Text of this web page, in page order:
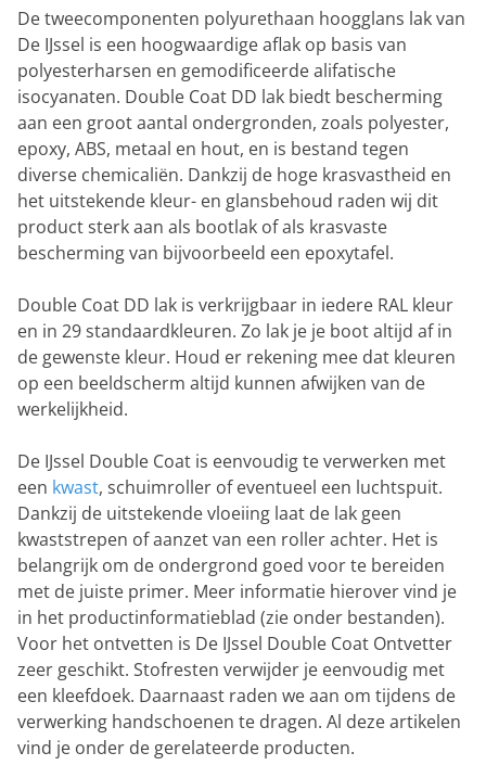
De tweecomponenten polyurethaan hoogglans lak van
De IJssel is een hoogwaardige aflak op basis van
polyesterharsen en gemodificeerde alifatische
isocyanaten. Double Coat DD lak biedt bescherming
aan een groot aantal ondergronden, zoals polyester,
epoxy, ABS, metaal en hout, en is bestand tegen
diverse chemicaliën. Dankzij de hoge krasvastheid en
het uitstekende kleur- en glansbehoud raden wij dit
product sterk aan als bootlak of als krasvaste
bescherming van bijvoorbeeld een epoxytafel.
Double Coat DD lak is verkrijgbaar in iedere RAL kleur
en in 29 standaardkleuren. Zo lak je je boot altijd af in
de gewenste kleur. Houd er rekening mee dat kleuren
op een beeldscherm altijd kunnen afwijken van de
werkelijkheid.
De IJssel Double Coat is eenvoudig te verwerken met
een kwast, schuimroller of eventueel een luchtspuit.
Dankzij de uitstekende vloeiing laat de lak geen
kwaststrepen of aanzet van een roller achter. Het is
belangrijk om de ondergrond goed voor te bereiden
met de juiste primer. Meer informatie hierover vind je
in het productinformatieblad (zie onder bestanden).
Voor het ontvetten is De IJssel Double Coat Ontvetter
zeer geschikt. Stofresten verwijder je eenvoudig met
een kleefdoek. Daarnaast raden we aan om tijdens de
verwerking handschoenen te dragen. Al deze artikelen
vind je onder de gerelateerde producten.